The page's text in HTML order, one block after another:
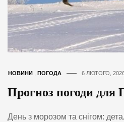
НОВИНИ ПОГОДА 6 ЛЮТОГО,
Прогноз погоди для
День з морозом та снігом: